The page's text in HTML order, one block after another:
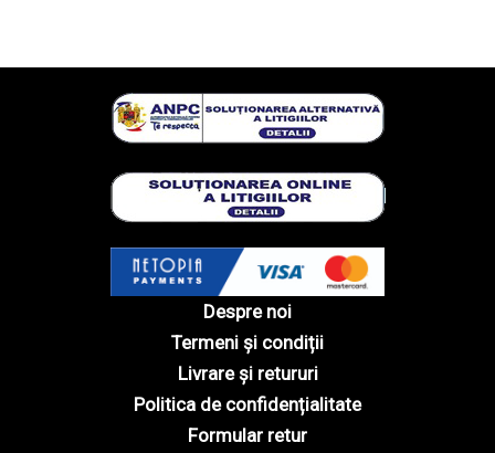
Despre noi
Termeni și condiții
Livrare și retururi
Politica de confidențialitate
Formular retur